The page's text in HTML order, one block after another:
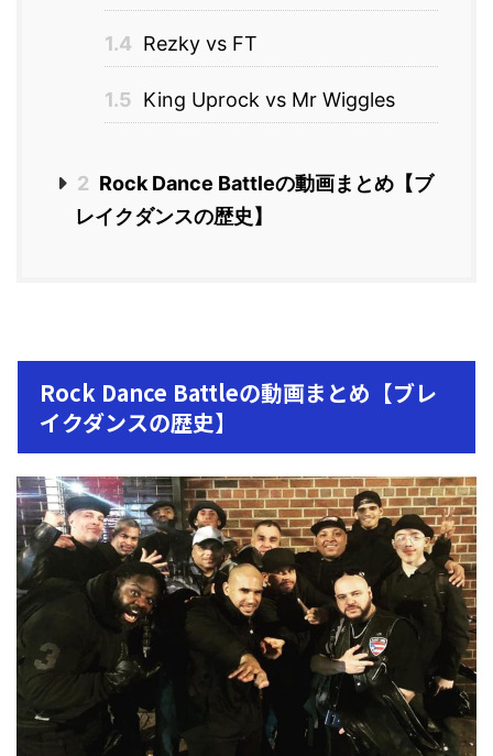
1.4 Rezky vs FT
1.5 King Uprock vs Mr Wiggles
2 Rock Dance Battleの動画まとめ【ブ
レイクダンスの歴史】
Rock Dance Battleの動画まとめ【ブレ
イクダンスの歴史】